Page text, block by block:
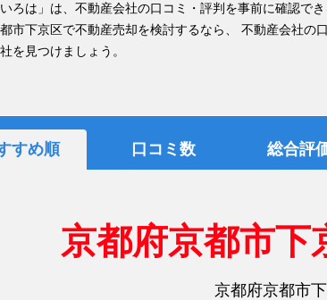
いろは」は、不動産会社の口コミ・評判を事前に確認で
市下京区で不動産売却を検討するなら、 不動産会社の
を見つけましょう。
すめ順 口コミ数 総合評
京都府京都市下
京都府京都市